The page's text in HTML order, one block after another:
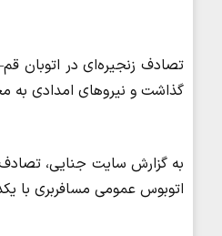
گذاشت و نیروهای امدادی به
به گزارش سایت جنایی،
اتوبوس عمومی مسافربری با یکدیگر برخورد